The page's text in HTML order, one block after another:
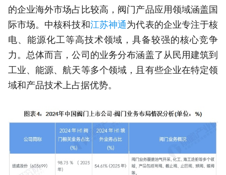
的企业海外市场占比较高，阀门产品应用领域涵盖国
际市场。中核科技和江苏神通为代表的企业专注于核
电、能源化工等高技术领域，具备较强的核心竞争
力。总体而言，公司的业务分布涵盖了从民用建筑到
工业、能源、航天等多个领域，且有些企业在特定领
域和产品技术上占据优势。